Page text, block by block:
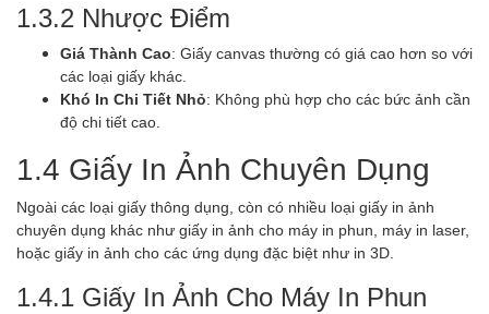
1.3.2 Nhược Điểm
Giá Thành Cao: Giấy canvas thường có giá cao hơn so với
các loại giấy khác.
Khó In Chi Tiết Nhỏ: Không phù hợp cho các bức ảnh cần
độ chi tiết cao.
1.4 Giấy In Ảnh Chuyên Dụng
Ngoài các loại giấy thông dụng, còn có nhiều loại giấy in ảnh
chuyên dụng khác như giấy in ảnh cho máy in phun, máy in laser,
hoặc giấy in ảnh cho các ứng dụng đặc biệt như in 3D.
1.4.1 Giấy In Ảnh Cho Máy In Phun